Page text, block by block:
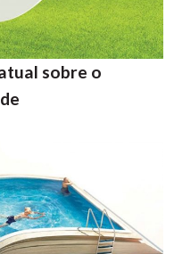
sobre o